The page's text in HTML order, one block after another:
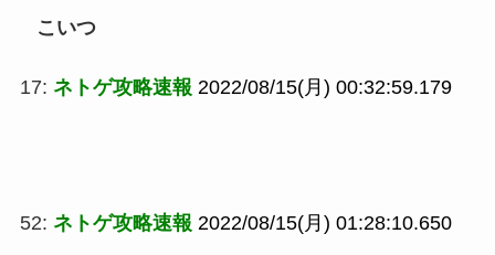
こいつ
17: ネトゲ攻略速報 2022/08/15(月) 00:32:59.179
52: ネトゲ攻略速報 2022/08/15(月) 01:28:10.650